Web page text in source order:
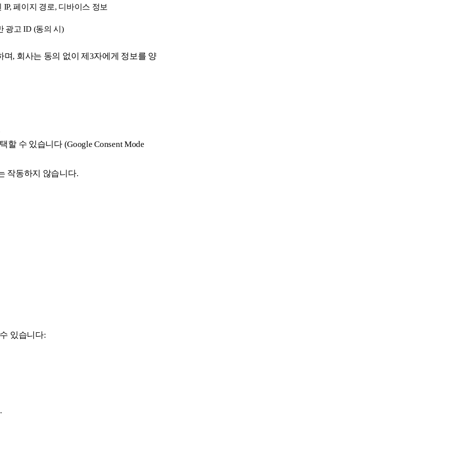
IP, 페이지 경로, 디바이스 정보
광고 ID (동의 시)
, 회사는 동의 없이 제3자에게 정보를 양
할 수 있습니다 (Google Consent Mode
작동하지 않습니다.
있습니다: